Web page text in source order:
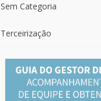
Sem Categoria
Terceirização